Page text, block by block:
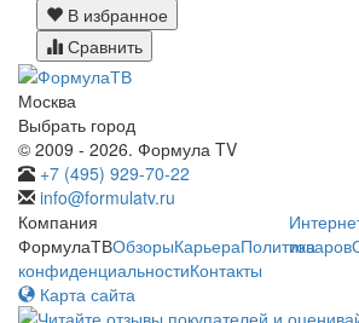
В избранное
Сравнить
Москва
Выбрать город
© 2009 - 2026. Формула TV
+7 (495) 929-70-22
info@formulatv.ru
Компания
ФормулаТВОбзорыКарьераПолитика
конфиденциальностиКонтакты
товаров
Карта сайта